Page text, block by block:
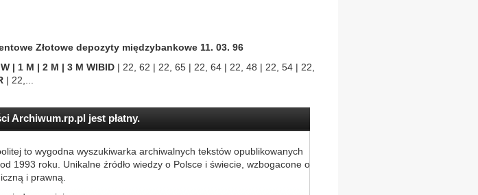
Złotowe depozyty międzybankowe 11. 03. 96
| 1 M | 2 M | 3 M WIBID | 22, 62 | 22, 65 | 22, 64 | 22, 48 | 22, 54 | 22,
| 22,...
Archiwum.rp.pl jest płatny.
to wygodna wyszukiwarka archiwalnych tekstów opublikowanych
1993 roku. Unikalne źródło wiedzy o Polsce i świecie, wzbogacone o
i prawną.